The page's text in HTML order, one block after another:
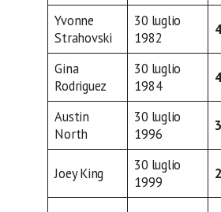
Yvonne
Strahovski
30 luglio
1982
Gina
Rodriguez
30 luglio
1984
Austin
North
30 luglio
1996
Joey King
30 luglio
1999